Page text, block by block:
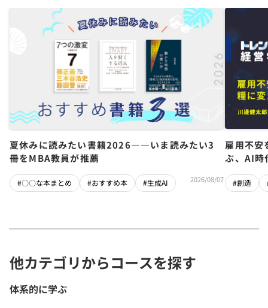
夏休みに読みたい書籍2026――いま読みたい3
冊をMBA教員が推薦
#〇〇な本まとめ #おすすめ本 #生成AI 2026/08/07
雇用不
ぶ、AI時
#創造
他カテゴリからコースを探す
体系的に学ぶ